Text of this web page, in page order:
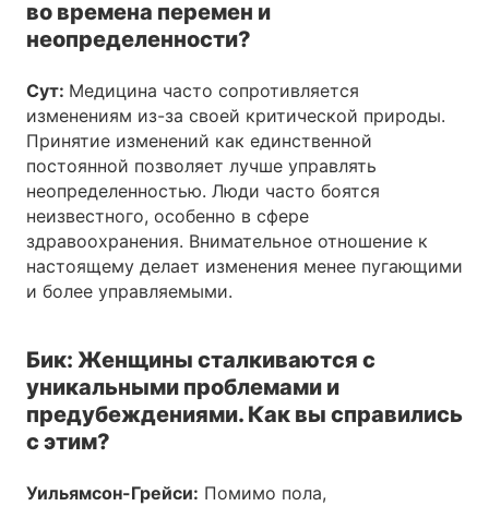
во времена перемен и
неопределенности?
Сут: Медицина часто сопротивляется
изменениям из-за своей критической природы.
Принятие изменений как единственной
постоянной позволяет лучше управлять
неопределенностью. Люди часто боятся
неизвестного, особенно в сфере
здравоохранения. Внимательное отношение к
настоящему делает изменения менее пугающими
и более управляемыми.
Бик: Женщины сталкиваются с
уникальными проблемами и
предубеждениями. Как вы справились
с этим?
Уильямсон-Грейси: Помимо пола,